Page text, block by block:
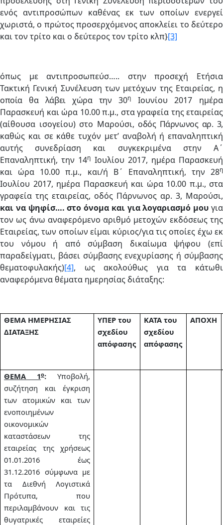
ενός αντιπροσώπων καθένας εκ των οποίων ενεργεί
χωριστά, ο πρώτος προσερχόμενος αποκλείει το δεύτερο
και τον τρίτο και ο δεύτερος τον τρίτο κλπ}[3]
όπως με αντιπροσωπεύσ….. στην προσεχή Ετήσια
Τακτική Γενική Συνέλευση των μετόχων της Εταιρείας, η
οποία θα λάβει χώρα την 30ηΙουνίου 2017 ημέρα
Παρασκευή και ώρα 10.00 π.μ., στα γραφεία της εταιρείας
(αίθουσα ισογείου) στο Μαρούσι, οδός Πάρνωνος αρ. 3,
καθώς και σε κάθε τυχόν μετ’ αναβολή ή επαναληπτική
αυτής συνεδρίαση και συγκεκριμένα στην Α΄
Επαναληπτική, την 14η Ιουλίου 2017, ημέρα Παρασκευή
και ώρα 10.00π.μ., και/ή Β΄ Επαναληπτική, την 28η
Ιουλίου 2017, ημέρα Παρασκευή και ώρα 10.00 π.μ., στα
γραφεία της εταιρείας, οδός Πάρνωνος αρ. 3, Μαρούσι,
και να ψηφίσ…. στο όνομα και για λογαριασμό μου για
τον ως άνω αναφερόμενο αριθμό μετοχών εκδόσεως της
Εταιρείας, των οποίων είμαι κύριος/για τις οποίες έχω εκ
του νόμου ή από σύμβαση δικαίωμα ψήφου (επί
παραδείγματι, βάσει σύμβασης ενεχυρίασης ή σύμβασης
θεματοφυλακής)[4], ως ακολούθως για τα κάτωθι
αναφερόμενα θέματα ημερησίας διάταξης:
ΘΕΜΑ ΗΜΕΡΗΣΙΑΣ
ΔΙΑΤΑΞΗΣ
ΥΠΕΡ του
σχεδίου
απόφασης
ΚΑΤΑ του
σχεδίου
απόφασης
ΑΠΟΧΗ
ΘΕΜΑ 1ο: Υποβολή,
συζήτηση και έγκριση
των ατομικών και των
ενοποιημένων
οικονομικών
καταστάσεων της
εταιρείας της χρήσεως
01.01.2016 έως
31.12.2016 σύμφωνα με
τα Διεθνή Λογιστικά
Πρότυπα, που
περιλαμβάνουν και τις
θυγατρικές εταιρείες